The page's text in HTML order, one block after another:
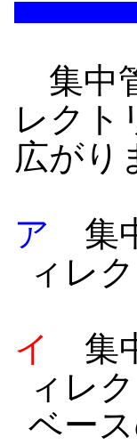
集中
レクト
広がり
ア 集
ィレ
イ
集
ィレ
ベー